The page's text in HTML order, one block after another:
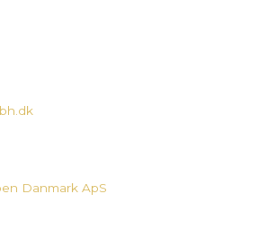
Danmark ApS